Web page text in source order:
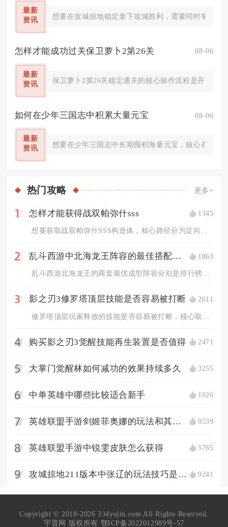
最新
资讯
想要在攻城掠地稳定拿下攻城胜利，需要同时掌握
怎样才能成功过关保卫萝卜2第26关 08-06
最新
资讯
保卫萝卜2第26关稳定通关的核心操作流程是开局极
如何在少年三国志中积累大量元宝 08-06
最新
资讯
想要在少年三国志中长期囤积海量元宝，核心在于
热门攻略 更多+
怎样才能获得战双帕弥什sss 1345
2 乱斗西游中北海龙王阵容的最佳搭配是什么 1863
乱斗西游北海龙王的两套最优成型阵容分别是排行榜、修罗对战通用...
3 影之刃3修罗塔顶层技能是否容易被打断 2611
4 购买影之刃3觉醒技能再生装置是否值得 2471
5 大掌门觉醒林如何减功的效果持续多久 3255
6 中单英雄中哪些比较适合新手 1026
7 英雄联盟手游剑姬菲奥娜的玩法和其他英雄有何不同 9539
8 英雄联盟手游中锐雯皮肤怎么获得 5765
9 攻城掠地211版本中张辽的玩法技巧是什么 9241
Copyright © 2018-2026 334yujin.com All Rights Reserved.
宇晋网 版权所有 鄂ICP备2022012989号-57